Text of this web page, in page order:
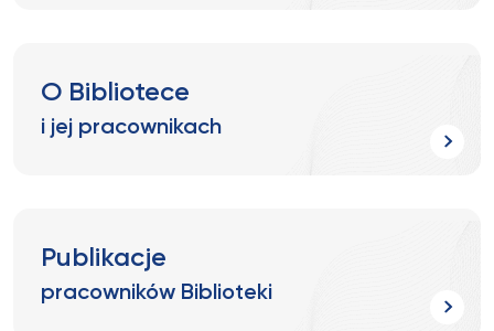
O Bibliotece
i jej pracownikach
Publikacje
pracowników Biblioteki